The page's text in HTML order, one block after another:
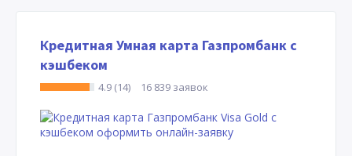
Кредитная Умная карта Газпромбанк с
кэшбеком
4.9 (14) 16 839 заявок